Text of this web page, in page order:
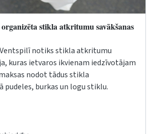
stikla atkritumu savākšanas
notiks stikla atkritumu
kuras ietvaros ikvienam iedzīvotājam
nodot tādus stikla
pudeles, burkas un logu stiklu.